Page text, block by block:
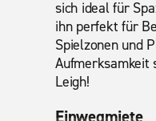
sich ideal für
ihn perfekt für
Spielzonen und
Aufmerksamkeit
Leigh!